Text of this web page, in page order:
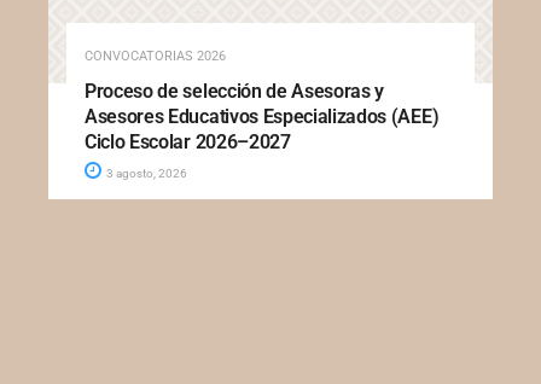
CONVOCATORIAS 2026
Proceso de selección de Asesoras y
Asesores Educativos Especializados (AEE)
Ciclo Escolar 2026–2027
3 agosto, 2026